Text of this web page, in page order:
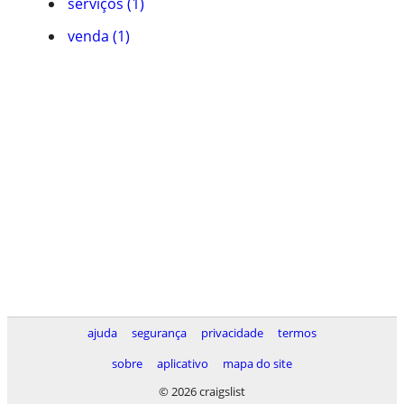
venda (1)
ajuda segurança privacidade
termos
sobre
aplicativo
mapa do site
© 2026 craigslist